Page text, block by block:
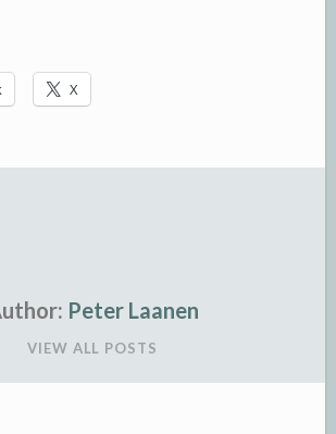
X
Peter Laanen
VIEW ALL POSTS